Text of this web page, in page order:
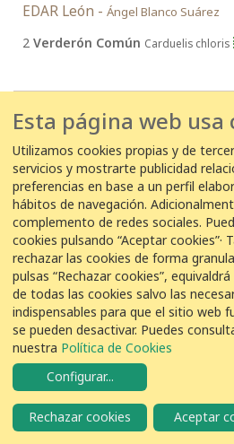
EDAR León - Ángel Blanco Suárez
2 Verderón Común Carduelis chloris
EDAR Olot - Carles farrés Torras
4Verderón Común Carduelis chloris
6 de enero de 2019
06/01/2019 16:15:00
EDAR Torrent -Rafa Martínez Soria
6Verderón Común Carduelis chloris
06/01/2019 12:00:00
EDAR Puertollano - miguel antonio
3Verderón Común Carduelis chloris
Esta página web usa
Utilizamos cookies propias y de
servicios y mostrarte publicidad
preferencias en base a un perfil
hábitos de navegación.
complemento de redes sociales.
cookies pulsando “Aceptar cookies”·
rechazar las cookies de forma
pulsas “Rechazar cookies”,
de todas las cookies salvo las
indispensables para que el sitio web
se pueden desactivar. Puedes
nuestra Política de Cookies
Configurar...
Rechazar cookies Aceptar